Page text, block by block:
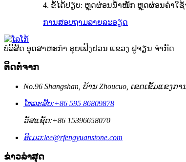
4. ຂໍ້ໄດ້ປຽບ: ຫຼຸດຜ່ອນນ້ຳໜັກ ຫຼຸດຜ່ອນຄ່າໃຊ້
ການສອບຖາມລາຍລະອຽດ
ບໍລິສັດ ອຸດສາຫະກຳ ຣຸຍເຟິງຢວນ ແຂວງ ຟູຈຽນ ຈຳກັດ
ຕິດຕໍ່ຈາກ
No.96 Shangshan, ບ້ານ Zhoucuo, ເຂດ​ເຂັ້ມ​ແຂງ​ກ
ໂທລະສັບ:+86 595 86809878
ວັສແຊັດ:+86 15396658070
ອີເມວ:lee@rfengyuanstone.com
ຂ່າວລ່າສຸດ